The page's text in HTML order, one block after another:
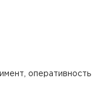
оперативность